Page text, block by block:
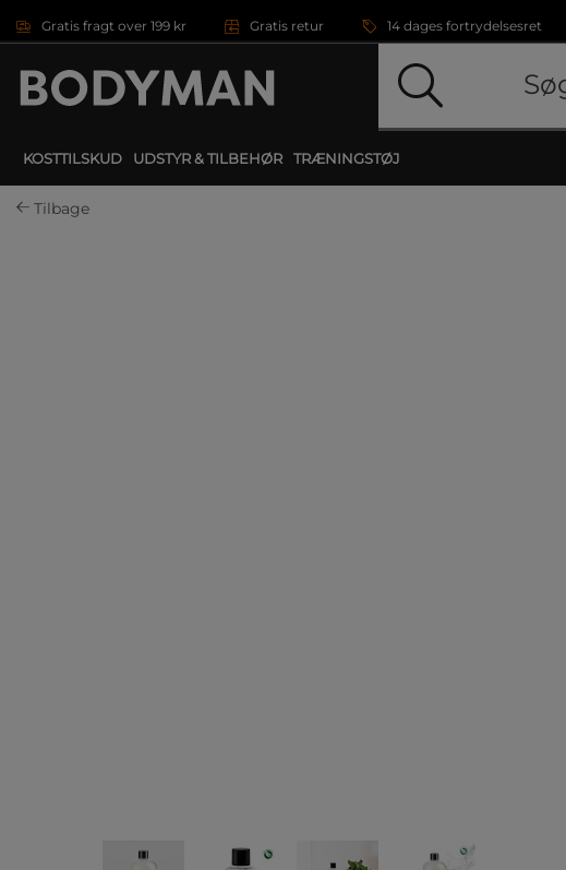
Gratis fragt over 199 kr Gratis retur 14 dages fortrydelsesret
KOSTTILSKUD UDSTYR & TILBEHØR TRÆNINGSTØJ
Tilbage